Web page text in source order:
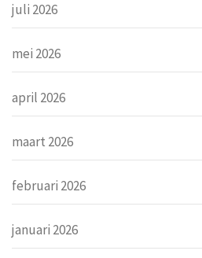
juli 2026
mei 2026
april 2026
maart 2026
februari 2026
januari 2026